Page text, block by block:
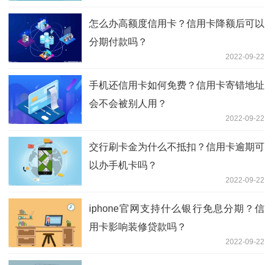
怎么办高额度信用卡？信用卡降额后可以
分期付款吗？
2022-09-22
手机还信用卡如何免费？信用卡寄错地址
会不会被别人用？
2022-09-22
交行刷卡金为什么不抵扣？信用卡逾期可
以办手机卡吗？
2022-09-22
iphone官网支持什么银行免息分期？信
用卡影响装修贷款吗？
2022-09-22